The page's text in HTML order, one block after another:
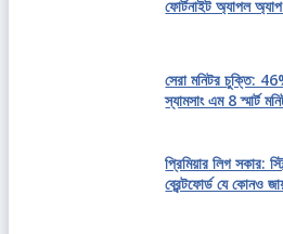
ফোর্টনাইট অ্যাপল
সেরা মনিটর চুক্তি:
স্যামসাং এম 8 স্মার্ট
প্রিমিয়ার লিগ সকার:
ব্রেন্টফোর্ড যে কোনও